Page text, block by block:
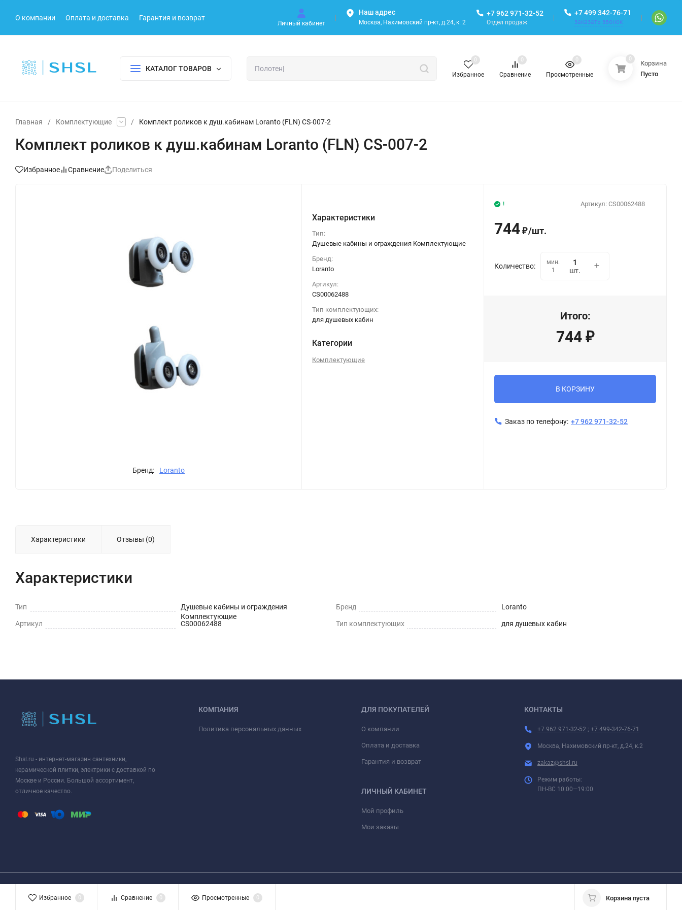
О компании Оплата и доставка Гарантия и возврат
Личный кабинет
Наш адрес
Москва, Нахимовский пр-кт, д.24, к. 2
+7 962 971-32-52
Отдел продаж
+7 499 342-76-71
заказать звонок
КАТАЛОГ ТОВАРОВ
Избранное
0
Сравнение
0
Просмотренные
0 0
Корзина
Пусто
Главная / Комплектующие / Комплект роликов к душ.кабинам Loranto (FLN) CS-007-2
Комплект роликов к душ.кабинам Loranto (FLN) CS-007-2
Избранное Сравнение Поделиться
Бренд: Loranto
Характеристики
Тип:
Душевые кабины и ограждения Комплектующие
Бренд:
Loranto
Артикул:
СS00062488
Тип комплектующих:
для душевых кабин
Категории
Комплектующие
Артикул: СS00062488
!
744 ₽/шт.
Количество:
мин.
1
шт.
Итого:
744 ₽
В КОРЗИНУ
Заказ по телефону: +7 962 971-32-52
Характеристики Отзывы (0)
Характеристики
Тип
Душевые кабины и ограждения
Комплектующие
Бренд Loranto
Артикул СS00062488 Тип комплектующих для душевых кабин
Shsl.ru - интернет-магазин сантехники,
керамической плитки, электрики с доставкой по
Москве и России. Большой ассортимент,
отличное качество.
КОМПАНИЯ
Политика персональных данных
ДЛЯ ПОКУПАТЕЛЕЙ
О компании
Оплата и доставка
Гарантия и возврат
ЛИЧНЫЙ КАБИНЕТ
Мой профиль
Мои заказы
КОНТАКТЫ
+7 962 971-32-52 ; +7 499-342-76-71
Москва, Нахимовский пр-кт, д.24, к.2
zakaz@shsl.ru
Режим работы:
ПН-ВС 10:00—19:00
Просим, обратить ваше внимание на то, что данный интернет ресурс носит лишь информационный характер и ни при каких условиях материалы и цены, размещенные на страницах данного сайта, не являются публичной офертой.
Избранное 0 Сравнение 0 Просмотренные 0 Корзина пуста